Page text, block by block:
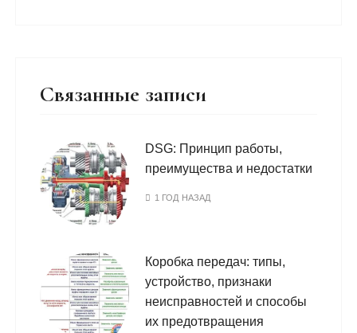
Связанные записи
DSG: Принцип работы,
преимущества и недостатки
1 ГОД НАЗАД
Коробка передач: типы,
устройство, признаки
неисправностей и способы
их предотвращения